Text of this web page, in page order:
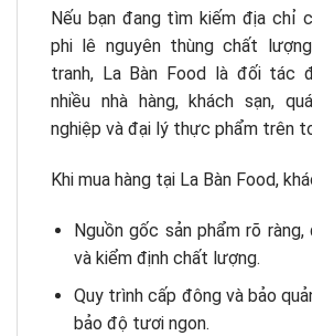
Nếu bạn đang tìm kiếm địa chỉ
phi lê nguyên thùng chất
tranh, La Bàn Food là đối tác
nhiều nhà hàng, khách sạn,
nghiệp và đại lý thực phẩm trên
Khi mua hàng tại La Bàn Food,
Nguồn gốc sản phẩm rõ
và kiểm định chất lượng.
Quy trình cấp đông và bảo
bảo độ tươi ngon.